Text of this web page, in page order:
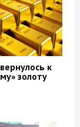
к
золоту